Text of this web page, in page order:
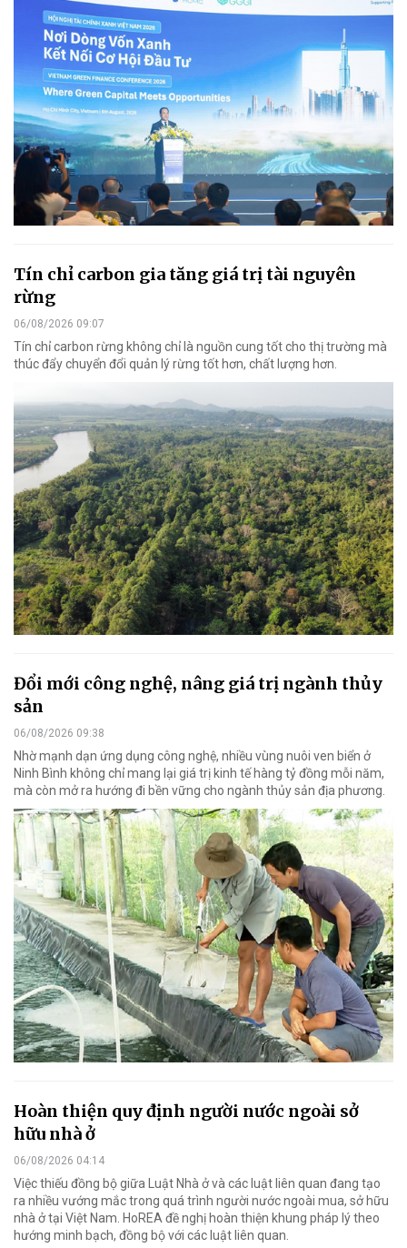
Tín chỉ carbon gia tăng giá trị tài nguyên
rừng
06/08/2026 09:07
Tín chỉ carbon rừng không chỉ là nguồn cung tốt cho thị trường mà
thúc đẩy chuyển đổi quản lý rừng tốt hơn, chất lượng hơn.
Đổi mới công nghệ, nâng giá trị ngành thủy
sản
06/08/2026 09:38
Nhờ mạnh dạn ứng dụng công nghệ, nhiều vùng nuôi ven biển ở
Ninh Bình không chỉ mang lại giá trị kinh tế hàng tỷ đồng mỗi năm,
mà còn mở ra hướng đi bền vững cho ngành thủy sản địa phương.
Hoàn thiện quy định người nước ngoài sở
hữu nhà ở
06/08/2026 04:14
Việc thiếu đồng bộ giữa Luật Nhà ở và các luật liên quan đang tạo
ra nhiều vướng mắc trong quá trình người nước ngoài mua, sở hữu
nhà ở tại Việt Nam. HoREA đề nghị hoàn thiện khung pháp lý theo
hướng minh bạch, đồng bộ với các luật liên quan.